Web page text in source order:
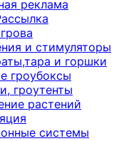
реклама
и стимуляторы
и горшки
гроубоксы
гроутенты
растений
системы